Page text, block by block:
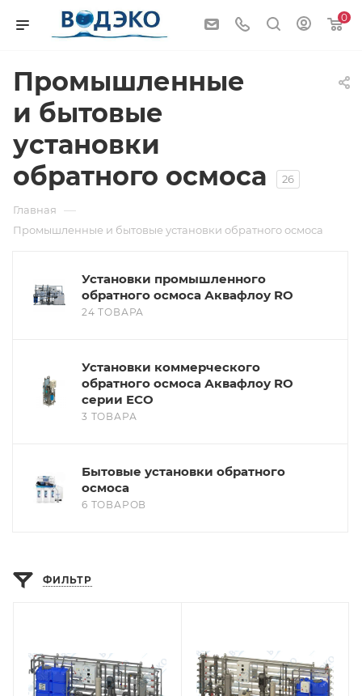
0
Промышленные
и бытовые
установки
обратного осмоса
26
Главная —
Промышленные и бытовые установки обратного осмоса
Установки промышленного
обратного осмоса Аквафлоу RO
24 ТОВАРА
Установки коммерческого
обратного осмоса Аквафлоу RO
серии ECO
3 ТОВАРА
Бытовые установки обратного
осмоса
6 ТОВАРОВ
ФИЛЬТР